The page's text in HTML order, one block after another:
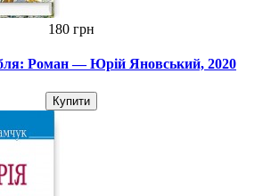
180 грн
Роман — Юрій Яновський, 2020
Купити